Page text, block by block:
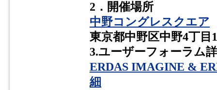
2．開催場所
中野コングレスクエア
東京都中野区中野4丁
3.ユーザーフォーラム
ERDAS IMAGINE &
細